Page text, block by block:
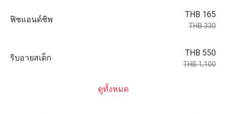
ฟิชแอนด์ชิพ
THB 165
THB 330
ริบอายสเต็ก
THB 550
THB 1,100
ดูทั้งหมด